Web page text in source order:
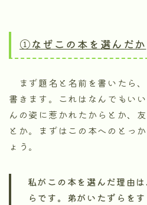
①なぜこの本を選んだか
まず題名と名前を書いたら
書きます。これはなんでもい
んの姿に惹かれたからとか、
とか。まずはこの本へのとっ
ょう。
私がこの本を選んだ理由
らです。弟がいたずらを